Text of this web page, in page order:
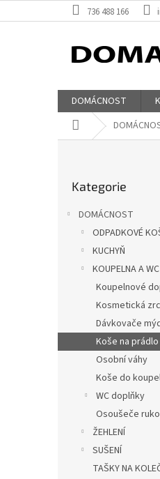
na
736 488 166
DOMÁCNOST
Domů
e
l
kategorie
Kategorie
DOMÁCNOST
ODPADKOVÉ
KUCHYŇ
KOUPELNA A WC
Koupelnové
Kosmetická
Dávkovače
Koše na prádlo
Osobní váhy
Koše do
WC doplňky
Osoušeče
ŽEHLENÍ
SUŠENÍ
TAŠKY NA